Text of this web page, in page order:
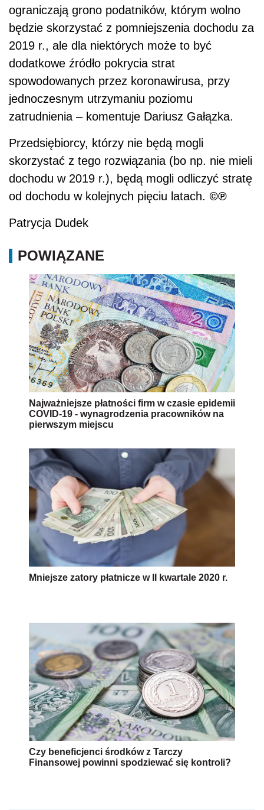
ograniczają grono podatników, którym wolno
będzie skorzystać z pomniejszenia dochodu za
2019 r., ale dla niektórych może to być
dodatkowe źródło pokrycia strat
spowodowanych przez koronawirusa, przy
jednoczesnym utrzymaniu poziomu
zatrudnienia – komentuje Dariusz Gałązka.
Przedsiębiorcy, którzy nie będą mogli
skorzystać z tego rozwiązania (bo np. nie mieli
dochodu w 2019 r.), będą mogli odliczyć stratę
od dochodu w kolejnych pięciu latach. ©℗
Patrycja Dudek
POWIĄZANE
Najważniejsze płatności firm w czasie epidemii
COVID-19 - wynagrodzenia pracowników na
pierwszym miejscu
Mniejsze zatory płatnicze w II kwartale 2020 r.
Czy beneficjenci środków z Tarczy
Finansowej powinni spodziewać się kontroli?